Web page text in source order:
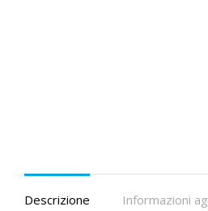
Descrizione Informazioni